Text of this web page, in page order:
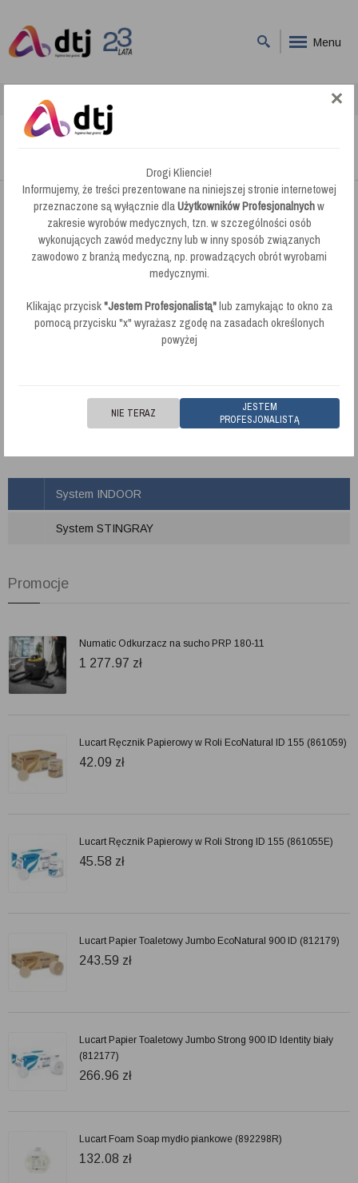
Menu
Unger System Indoor:Wydajne i innowacyjne rozwiązania do
czyszczenia wnętrz, Unger System Indoor oferuje narzędzia
zaprojektowane specjalnie do szybkiego i skutecznego sprzątania
powierzchni wewnętrznych. System ten pozwala na łatwe i
konieczności użycia drabin. Wybierz Unger System Indoor, aby
zapewnić sobie najwyższą jakość czystości w każdym wnętrzu.
System INDOOR
System STINGRAY
Promocje
Numatic Odkurzacz na sucho PRP 180-11
1 277.97 zł
Lucart Ręcznik Papierowy w Roli EcoNatural ID 155 (861059)
42.09 zł
Lucart Ręcznik Papierowy w Roli Strong ID 155 (861055E)
45.58 zł
Lucart Papier Toaletowy Jumbo EcoNatural 900 ID (812179)
243.59 zł
Lucart Papier Toaletowy Jumbo Strong 900 ID Identity biały
(812177)
266.96 zł
Lucart Foam Soap mydło piankowe (892298R)
132.08 zł
Drogi Kliencie!
Informujemy, że treści prezentowane na niniejszej stronie internetowej
przeznaczone są wyłącznie dlaUżytkowników Profesjonalnychw
zakresie wyrobów medycznych, tzn. w szczególności osób
wykonujących zawód medyczny lub w inny sposób związanych
zawodowo z branżą medyczną, np. prowadzących obrót wyrobami
medycznymi.
Klikając przycisk"Jestem Profesjonalistą"lub zamykając to okno za
pomocą przycisku "x" wyrażasz zgodę na zasadach określonych
powyżej
JESTEM
PROFESJONALISTĄ
NIE TERAZ